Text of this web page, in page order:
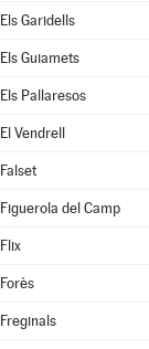
Els Garidells
Els Guiamets
Els Pallaresos
El Vendrell
Falset
Figuerola del Camp
Flix
Forès
Freginals